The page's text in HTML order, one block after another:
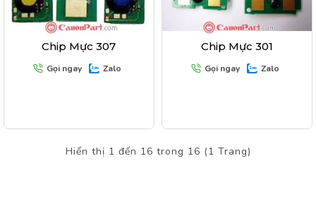
Chip Mực 307
Gọi ngay Zalo
Chip Mực 301
Gọi ngay Zalo
Hiển thị 1 đến 16 trong 16 (1 Trang)